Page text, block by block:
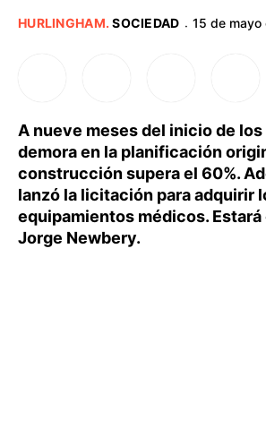
HURLINGHAM.SOCIEDAD · 15 de
A nueve meses del inicio de
demora en la planificación
construcción supera el 60%.
lanzó la licitación para adquirir
equipamientos médicos. Estará
Jorge Newbery.